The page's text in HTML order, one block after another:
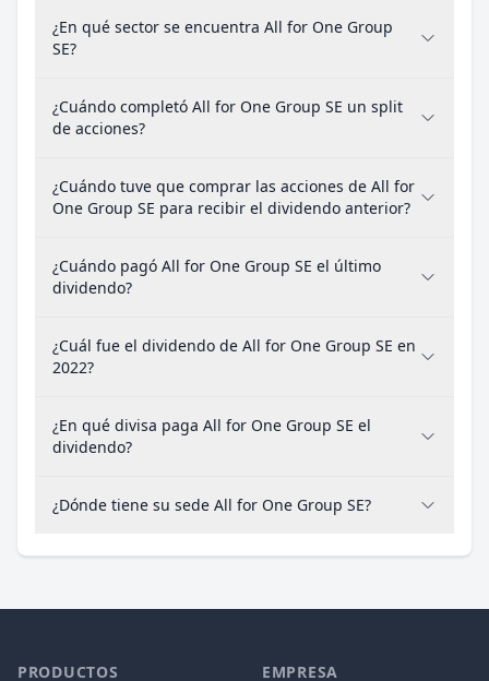
¿En qué sector se encuentra All for One Group
SE?
¿Cuándo completó All for One Group SE un split
de acciones?
¿Cuándo tuve que comprar las acciones de All for
One Group SE para recibir el dividendo anterior?
¿Cuándo pagó All for One Group SE el último
dividendo?
¿Cuál fue el dividendo de All for One Group SE en
2022?
¿En qué divisa paga All for One Group SE el
dividendo?
¿Dónde tiene su sede All for One Group SE?
PRODUCTOS EMPRESA